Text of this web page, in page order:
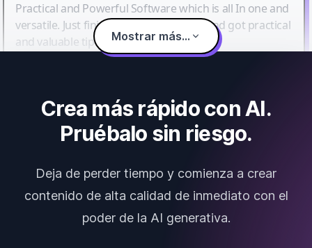
Practical and Powerful Software which is all In one and
versatile. Just finished their workshop and got practical
and valuable tips and tricks.
Mostrar más...
Crea más rápido con AI.
Pruébalo sin riesgo.
Deja de perder tiempo y comienza a crear
contenido de alta calidad de inmediato con el
poder de la AI generativa.